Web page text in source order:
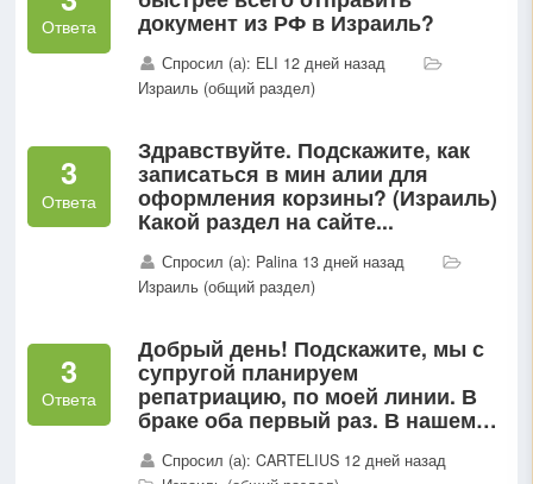
Ответа
документ из РФ в Израиль?
Спросил (а): ELI 12 дней назад
Израиль (общий раздел)
3
Ответа
Здравствуйте. Подскажите, как
записаться в мин алии для
оформления корзины? (Израиль)
Какой раздел на сайте...
Спросил (а): Palina 13 дней назад
Израиль (общий раздел)
3
Ответа
Добрый день! Подскажите, мы с
супругой планируем
репатриацию, по моей линии. В
браке оба первый раз. В нашем
брака (форма 15)? Фамилии не
Спросил (а): CARTELIUS 12 дней назад